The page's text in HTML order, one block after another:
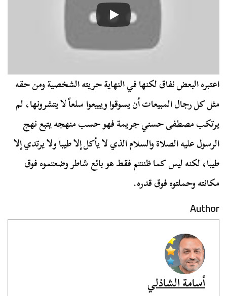
اعتبره البعض نفاق لكنها في النهاية حريته الشخصية ومن حقه
مثل كل رجال المبيعات أن يسوقوا ويبيعوا سلعاً لا يتشرونها، لم
يرتكب مصطفى حسني جريمة فهو حسب منهجه يتبع نهج
الرسول عليه الصلاة والسلام الذي لا يأكل إلا طيبا ولا يرتدي إلا
طيبا، لكنه ليس كما ظننتم فقط هو بائع شاطر وضعتموه فوق
مكانته وحملتوه فوق قدره.
Author
أسامة الشاذلي